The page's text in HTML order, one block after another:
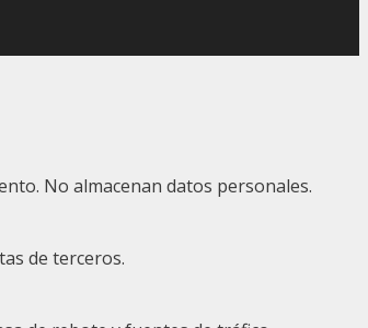
No almacenan datos personales.
de terceros.